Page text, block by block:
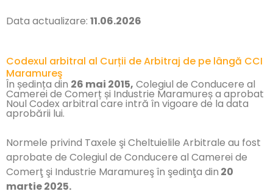
Data actualizare: 11.06.2026
Codexul arbitral al Curții de Arbitraj de pe lângă CCI
Maramureş
În ședința din 26 mai 2015, Colegiul de Conducere al
Camerei de Comerț și Industrie Maramureș a aprobat
Noul Codex arbitral care intră în vigoare de la data
aprobării lui.
Normele privind Taxele şi Cheltuielile Arbitrale au fost
aprobate de Colegiul de Conducere al Camerei de
Comerţ şi Industrie Maramureş în şedinţa din 20
martie 2025.